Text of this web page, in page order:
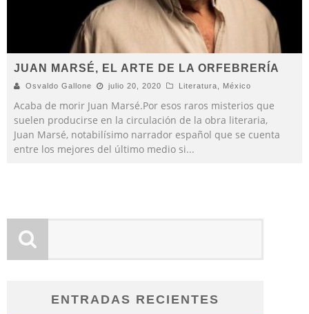
JUAN MARSÉ, EL ARTE DE LA ORFEBRERÍA
Osvaldo Gallone julio 20, 2020 Literatura México
Acaba de morir Juan Marsé.Por esos raros misterios que
suelen producirse en la circulación de la obra literaria,
Juan Marsé, notabilísimo narrador español que se cuenta
entre los mejores del último medio si...
ENTRADAS RECIENTES